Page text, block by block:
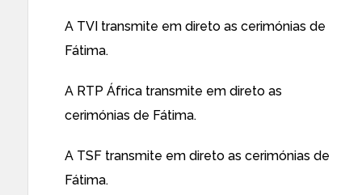
A TVI transmite em direto as cerimónias de
Fátima.
A RTP África transmite em direto as
cerimónias de Fátima.
A TSF transmite em direto as cerimónias de
Fátima.